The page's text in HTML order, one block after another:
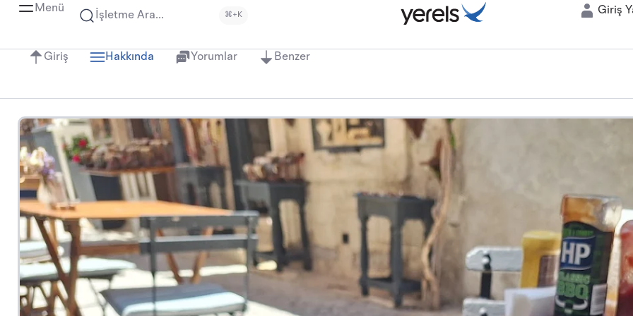
Menü
İşletme Ara... ⌘+K Giriş
Giriş Hakkında Yorumlar Benzer